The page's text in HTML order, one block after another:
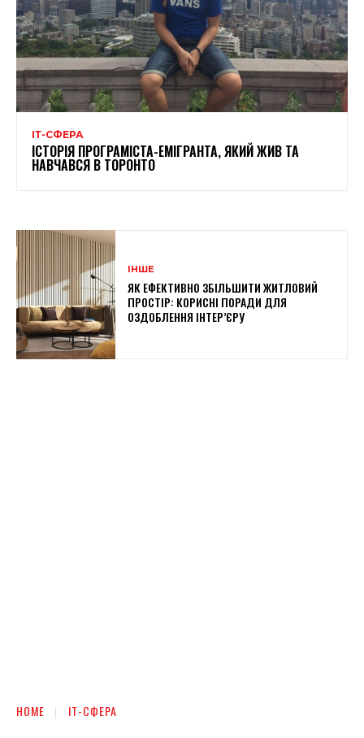
ІТ-СФЕРА
ІСТОРІЯ ПРОГРАМІСТА-ЕМІГРАНТА, ЯКИЙ ЖИВ ТА
НАВЧАВСЯ В ТОРОНТО
ІНШЕ
ЯК ЕФЕКТИВНО ЗБІЛЬШИТИ ЖИТЛОВИЙ
ПРОСТІР: КОРИСНІ ПОРАДИ ДЛЯ
ОЗДОБЛЕННЯ ІНТЕР’ЄРУ